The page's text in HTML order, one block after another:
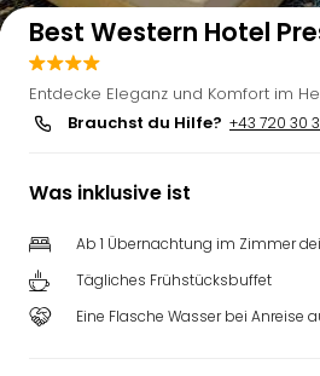
Best Western Hotel
Entdecke Eleganz und Komfort im
Brauchst du Hilfe? +43 720 30
Was inklusive ist
Ab 1 Übernachtung im Zimmer
Tägliches Frühstücksbuffet
Eine Flasche Wasser bei Anreise